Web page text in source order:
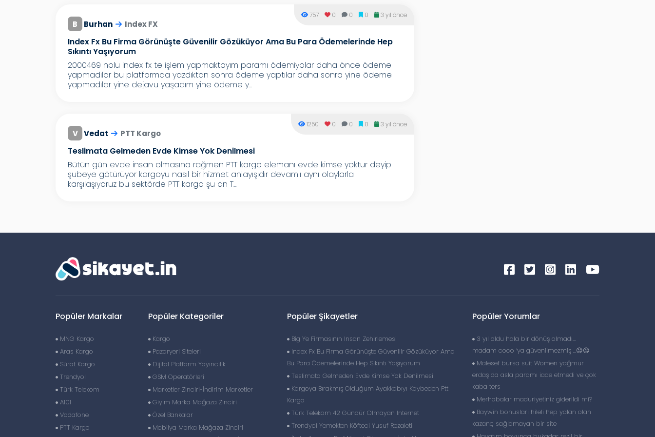
B Burhan Index FX
Index Fx Bu Firma Görünüşte Güvenilir Gözüküyor Ama Bu Para Ödemelerinde Hep
Sıkıntı Yaşıyorum
757 0 0 0 3 yıl önce
2000469 nolu index fx te işlem yapmaktayım paramı ödemiyolar daha önce ödeme
yapmadılar bu platformda yazdıktan sonra ödeme yaptılar daha sonra yine ödeme
yapmadılar yine dejavu yaşadım yine ödeme y...
V Vedat PTT Kargo
Teslimata Gelmeden Evde Kimse Yok Denilmesi
1250 0 0 0 3 yıl önce
Bütün gün evde insan olmasına rağmen PTT kargo elemanı evde kimse yoktur deyip
şubeye götürüyor kargoyu nasıl bir hizmet anlayışıdır devamlı aynı olaylarla
karşılaşıyoruz bu sektörde PTT kargo şu an T...
Popüler Markalar
MNG Kargo
Aras Kargo
Sürat Kargo
Trendyol
Türk Telekom
A101
Vodafone
PTT Kargo
Popüler Kategoriler
Kargo
Pazaryeri Siteleri
Dijital Platform Yayıncılık
GSM Operatörleri
Marketler Zinciri-İndirim Marketler
Giyim Marka Mağaza Zinciri
Özel Bankalar
Mobilya Marka Mağaza Zinciri
Popüler Şikayetler
Big Ye Firmasının Insan Zehirlemesi
Index Fx Bu Firma Görünüşte Güvenilir Gözüküyor Ama
Bu Para Ödemelerinde Hep Sıkıntı Yaşıyorum
Teslimata Gelmeden Evde Kimse Yok Denilmesi
Kargoya Bırakmış Olduğum Ayakkabıyı Kaybeden Ptt
Kargo
Türk Telekom 42 Gündür Olmayan Internet
Trendyol Yemekten Köfteci Yusuf Rezaleti
Popüler Yorumlar
3 yıl oldu hala bir dönüş olmadı…
madam coco ‘ya güvenilmezmiş …😡😡
Malesef bursa suit Women yağmur
erdaş da asla paramı iade etmedi ve çok
kaba ters
Merhabalar maduriyetiniz giderildi mi?
Baywin bonuslari hileli hep yalan olan
kazanç sağlamayan bir site